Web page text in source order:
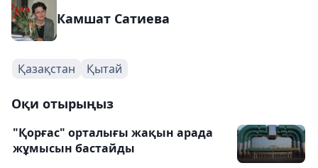
Камшат Сатиева
Қазақстан Қытай
Оқи отырыңыз
"Қорғас" орталығы жақын арада
жұмысын бастайды